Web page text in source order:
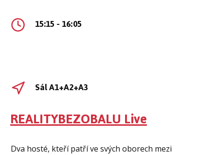
15:15 - 16:05
Sál A1+A2+A3
REALITYBEZOBALU Live
Dva hosté, kteří patří ve svých oborech mezi